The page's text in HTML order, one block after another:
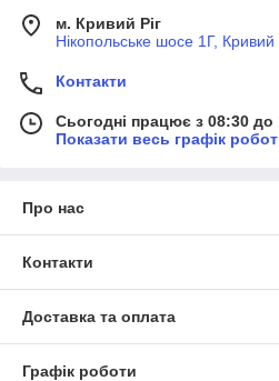
м. Кривий Ріг
Нікопольське шосе 1Г, Кривий
Контакти
Сьогодні працює з 08:30 до
Показати весь графік
Про нас
Контакти
Доставка та оплата
Графік роботи